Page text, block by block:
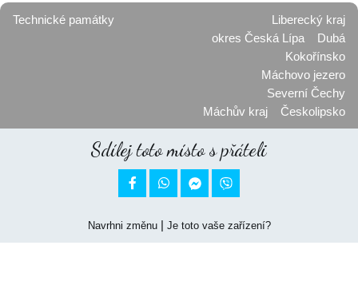
Technické památky
Liberecký kraj
okres Česká Lípa
Dubá
Kokořínsko
Máchovo jezero
Severní Čechy
Máchův kraj
Českolipsko
Sdílej toto místo s přáteli
 
Navrhni změnu| Je toto vaše zařízení?